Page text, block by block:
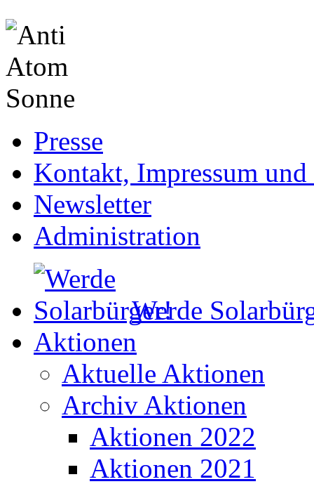
Presse
Kontakt, Impressum
Newsletter
Administration
Werde
Aktionen
Aktuelle Aktionen
Archiv Aktionen
Aktionen 2022
Aktionen 2021